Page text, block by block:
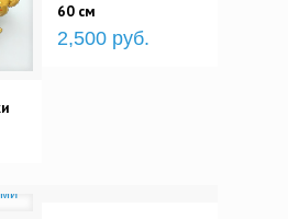
60 см
2,500 руб.